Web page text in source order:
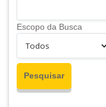
Escopo da Busca